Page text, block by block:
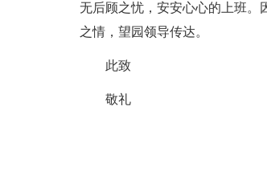
无后顾之忧，安安心心的上班。
之情，望园领导传达。
此致
敬礼